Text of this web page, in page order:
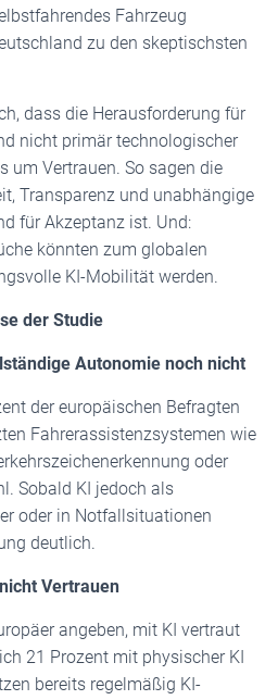
Fahrzeug
zu den skeptischsten
dass die Herausforderung für
nicht primär technologischer
um Vertrauen. So sagen die
Transparenz und unabhängige
für Akzeptanz ist. Und:
könnten zum globalen
KI-Mobilität werden.
der Studie
Autonomie noch nicht
der europäischen Befragten
Fahrerassistenzsystemen wie
oder
Sobald KI jedoch als
oder in Notfallsituationen
deutlich.
Vertrauen
angeben, mit KI vertraut
21 Prozent mit physischer KI
bereits regelmäßig KI-